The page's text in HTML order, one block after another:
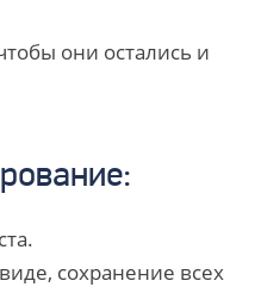
они остались и
сохранение всех